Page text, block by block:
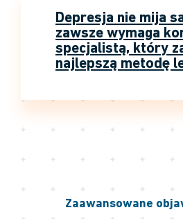
Depresja nie mija
zawsze wymaga
specjalistą, który
najlepszą metodę
Zaawansowane